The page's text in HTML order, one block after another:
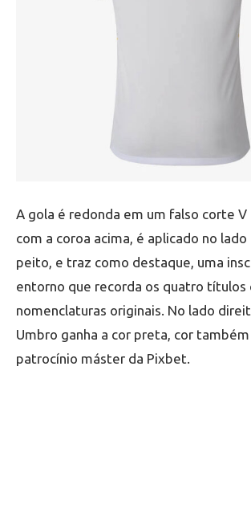
A gola é redonda em um falso corte V
com a coroa acima, é aplicado no
peito, e traz como destaque, uma
entorno que recorda os quatro títulos
nomenclaturas originais. No lado
Umbro ganha a cor preta, cor
patrocínio máster da Pixbet.